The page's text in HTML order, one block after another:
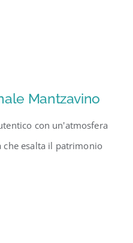
Mantzavino
con un'atmosfera
che esalta il patrimonio